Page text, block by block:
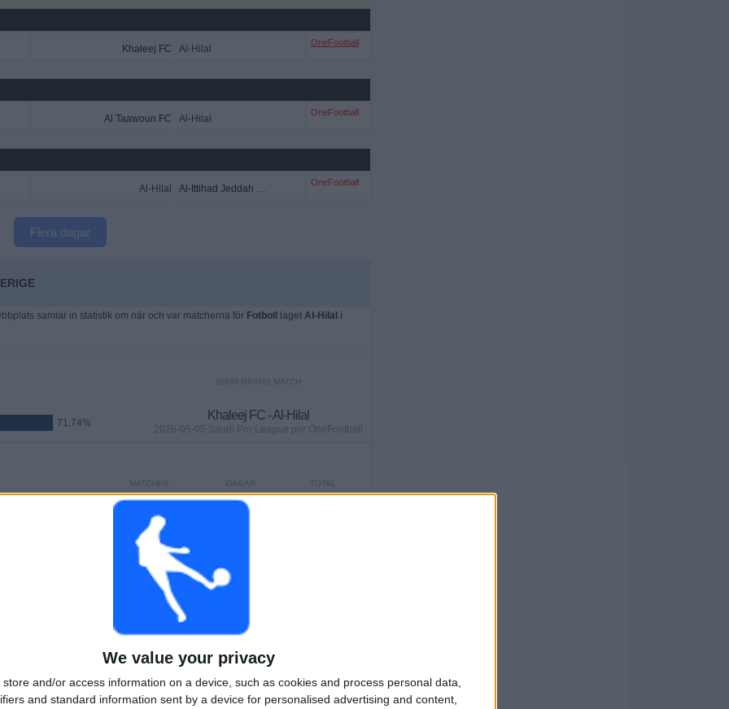
We value your privacy
store and/or access information on a device, such as cookies and process personal data,
and standard information sent by a device for personalised advertising and content,
Khaleej FC Al-Hilal
OneFootball
Al Taawoun FC Al-Hilal
OneFootball
Al-Hilal Al-Ittihad Jeddah Club
OneFootball
Flera dagar
samlar in statistik om när och var matcherna för Fotboll laget Al-Hilal i
71,74%
SISTA GRATIS MATCH
Khaleej FC - Al-Hilal
2026-05-05 Saudi Pro League por OneFootball
TOTAL
DAGAR
92
MATCHER
0
KONTINUERLIGT
BETALD
MOTSTÅNDARE
MAXIMALT
7
VS Al Ahli
TOTAL
5
TÄVLINGAR